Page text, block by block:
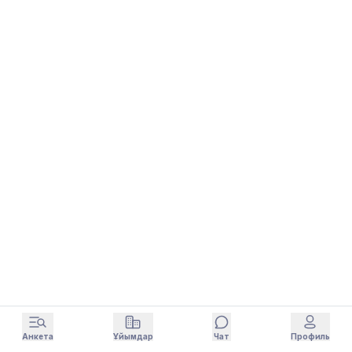
Анкета Ұйымдар Чат Профиль